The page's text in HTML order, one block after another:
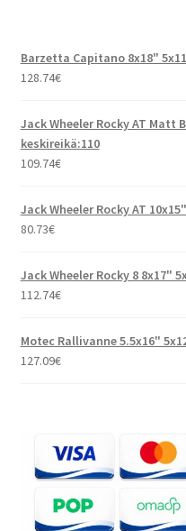
Barzetta Capitano 8x18"
128.74€
Jack Wheeler Rocky AT Matt
keskireikä:110
109.74€
Jack Wheeler Rocky AT
80.73€
Jack Wheeler Rocky 8 8x17"
112.74€
Motec Rallivanne 5.5x16"
127.09€